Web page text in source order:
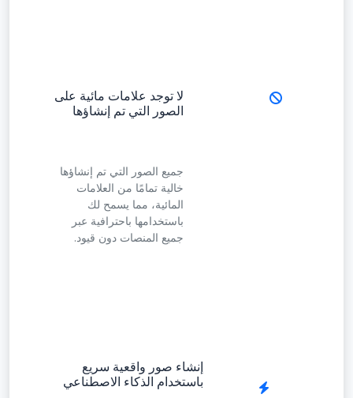
لا توجد علامات مائية على
الصور التي تم إنشاؤها
جميع الصور التي تم إنشاؤها
خالية تمامًا من العلامات
المائية، مما يسمح لك
باستخدامها باحترافية عبر
جميع المنصات دون قيود.
إنشاء صور واقعية سريع
باستخدام الذكاء الاصطناعي